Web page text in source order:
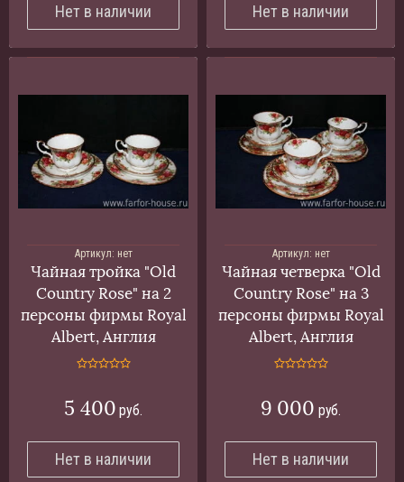
Нет в наличии Нет в наличии
Артикул: нет
Чайная тройка "Old
Country Rose" на 2
персоны фирмы Royal
Albert, Англия
5 400 руб.
Нет в наличии
Артикул: нет
Чайная четверка "Old
Country Rose" на 3
персоны фирмы Royal
Albert, Англия
9 000 руб.
Нет в наличии